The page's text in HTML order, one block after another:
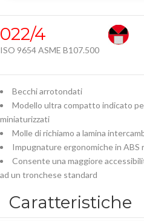
022/4
ISO 9654 ASME B107.500
Becchi arrotondati
Modello ultra compatto indicato
miniaturizzati
Molle di richiamo a lamina
Impugnature ergonomiche in
Consente una maggiore
ad un tronchese standard
Caratteristiche